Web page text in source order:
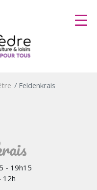
Feldenkrais
- 19h15
12h